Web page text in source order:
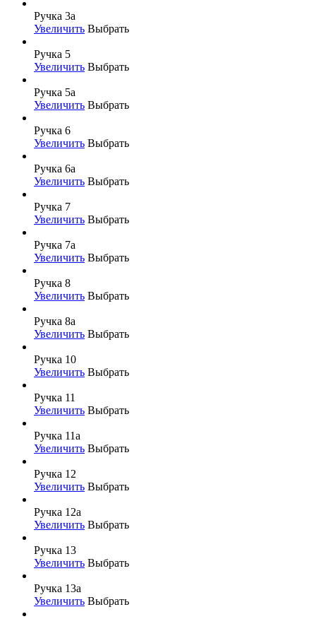
Ручка 3а
Увеличить Выбрать
Ручка 5
Увеличить Выбрать
Ручка 5а
Увеличить Выбрать
Ручка 6
Увеличить Выбрать
Ручка 6а
Увеличить Выбрать
Ручка 7
Увеличить Выбрать
Ручка 7а
Увеличить Выбрать
Ручка 8
Увеличить Выбрать
Ручка 8а
Увеличить Выбрать
Ручка 10
Увеличить Выбрать
Ручка 11
Увеличить Выбрать
Ручка 11а
Увеличить Выбрать
Ручка 12
Увеличить Выбрать
Ручка 12а
Увеличить Выбрать
Ручка 13
Увеличить Выбрать
Ручка 13а
Увеличить Выбрать